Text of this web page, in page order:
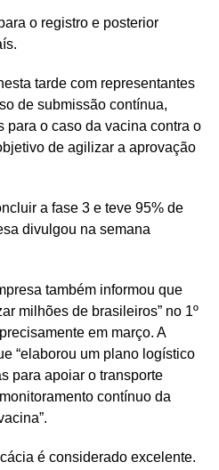
o registro e posterior
tarde com representantes
de submissão contínua,
para o caso da vacina contra o
de agilizar a aprovação
a fase 3 e teve 95% de
divulgou na semana
também informou que
milhões de brasileiros” no 1º
em março. A
“elaborou um plano logístico
para apoiar o transporte
contínuo da
é considerado excelente.